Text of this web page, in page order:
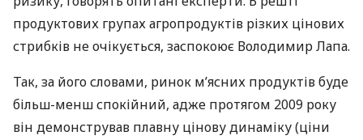
продуктових групах агропродуктів різких цінових
стрибків не очікується, заспокоює Володимир Лапа.
Так, за його словами, ринок м’ясних продуктів буде
більш-менш спокійний, адже протягом 2009 року
він демонстрував плавну цінову динаміку (ціни